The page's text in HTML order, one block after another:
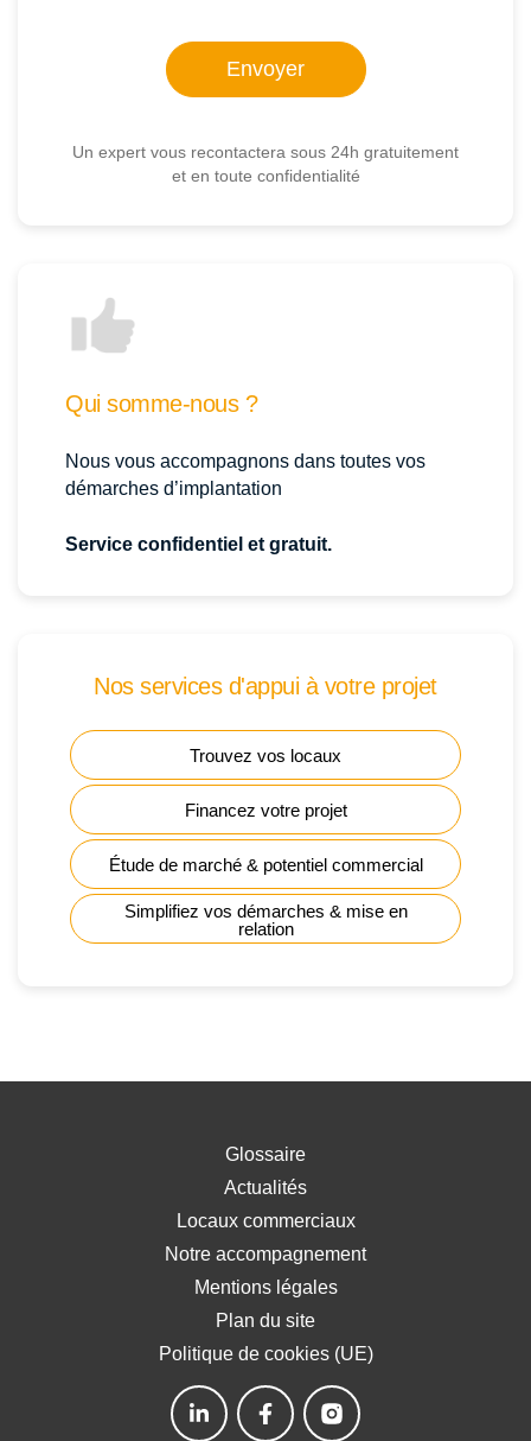
Un expert vous recontactera sous 24h gratuitement
et en toute confidentialité
Qui somme-nous ?
Nous vous accompagnons dans toutes vos
démarches d’implantation
Service confidentiel et gratuit.
Nos services d'appui à votre projet
Trouvez vos locaux
Financez votre projet
Étude de marché & potentiel commercial
Simplifiez vos démarches & mise en
relation
Glossaire
Actualités
Locaux commerciaux
Notre accompagnement
Mentions légales
Plan du site
Politique de cookies (UE)